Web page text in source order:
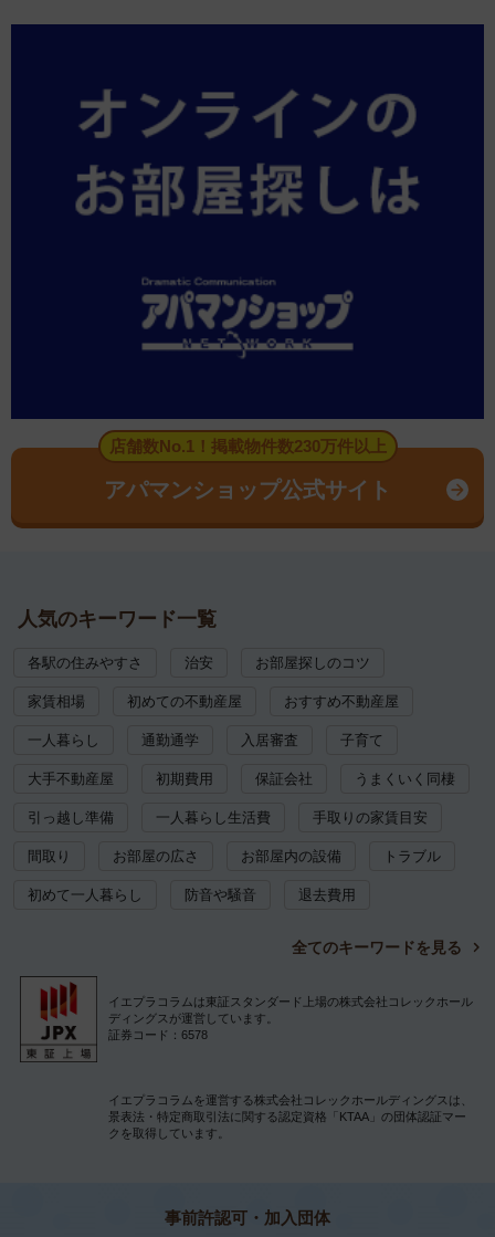
店舗数No.1！掲載物件数230万件以上
アパマンショップ公式サイト
人気のキーワード一覧
各駅の住みやすさ 治安 お部屋探しのコツ
家賃相場 初めての不動産屋 おすすめ不動産屋
一人暮らし 通勤通学 入居審査 子育て
大手不動産屋 初期費用 保証会社 うまくいく同棲
引っ越し準備 一人暮らし生活費 手取りの家賃目安
間取り お部屋の広さ お部屋内の設備 トラブル
初めて一人暮らし 防音や騒音 退去費用
全てのキーワードを見る
イエプラコラムは東証スタンダード上場の株式会社コレックホール
ディングスが運営しています。
証券コード：6578
イエプラコラムを運営する株式会社コレックホールディングスは、
景表法・特定商取引法に関する認定資格「KTAA」の団体認証マー
クを取得しています。
事前許認可・加入団体